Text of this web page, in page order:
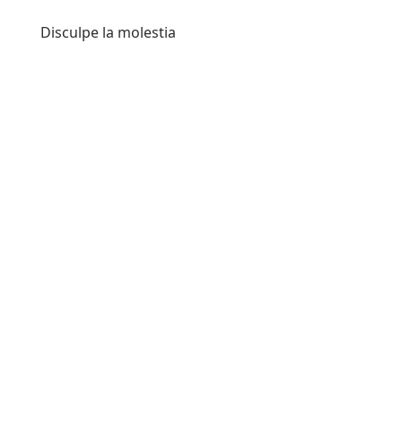
Disculpe la molestia